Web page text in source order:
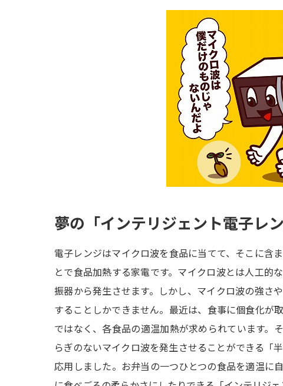
夢の「インテリジェント電子レン
電子レンジはマイクロ波を食品に当てて、そこに含
とで食品加熱する家電です。マイクロ波とは人工的
振器から発生させます。しかし、マイクロ波の強さ
することしかできません。最近は、食事に個食化が
ではなく、各食品の適温加熱が求められています。
らぎのないマイクロ波を発生させることができる「
応用しました。お弁当の一つひとつの食品を適温に